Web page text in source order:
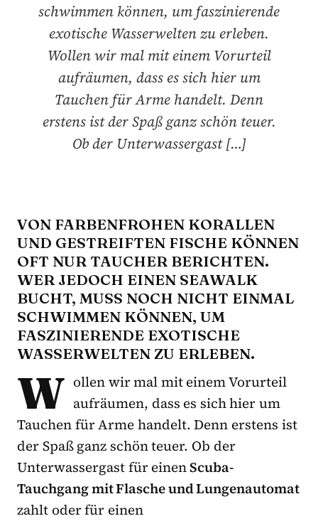
schwimmen können, um faszinierende
exotische Wasserwelten zu erleben.
Wollen wir mal mit einem Vorurteil
aufräumen, dass es sich hier um
Tauchen für Arme handelt. Denn
erstens ist der Spaß ganz schön teuer.
Ob der Unterwassergast […]
VON FARBENFROHEN KORALLEN
UND GESTREIFTEN FISCHE KÖNNEN
OFT NUR TAUCHER BERICHTEN.
WER JEDOCH EINEN SEAWALK
BUCHT, MUSS NOCH NICHT EINMAL
SCHWIMMEN KÖNNEN, UM
FASZINIERENDE EXOTISCHE
WASSERWELTEN ZU ERLEBEN.
W ollen wir mal mit einem Vorurteil
aufräumen, dass es sich hier um
Tauchen für Arme handelt. Denn erstens ist
der Spaß ganz schön teuer. Ob der
Unterwassergast für einenScuba-
Tauchgang mit Flasche und Lungenautomat
zahlt oder für einen